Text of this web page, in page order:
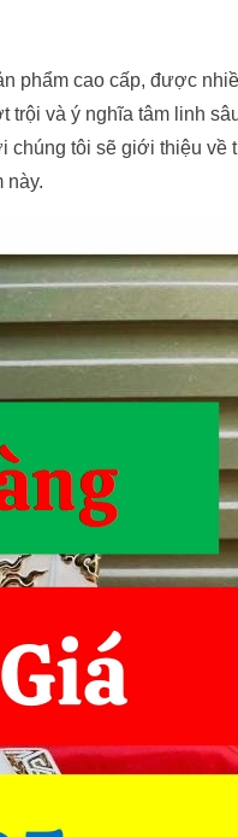
phẩm cao cấp, được
trội và ý nghĩa tâm linh
chúng tôi sẽ giới thiệu về
này.